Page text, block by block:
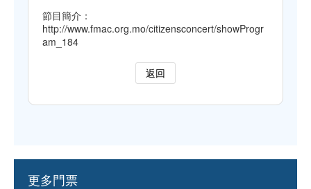
節目簡介：
http://www.fmac.org.mo/citizensconcert/showProgr
am_184
返回
更多門票